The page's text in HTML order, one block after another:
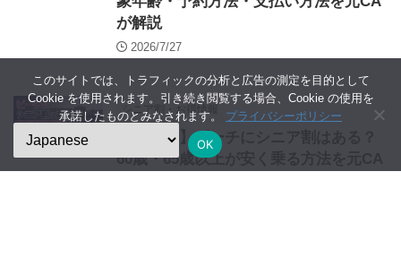
が解説
2026/7/27
シニア割・お得情報
【2026年】ピーチにシニア割はある？
60歳・65歳以上が安く乗る方法を元CA
このサイトでは、トラフィックの分析と広告の測定を目的として
Cookie を使用されます。引き続き閲覧する場合、Cookie の使用を
承諾したものとみなされます。 プライバシーポリシー
OK